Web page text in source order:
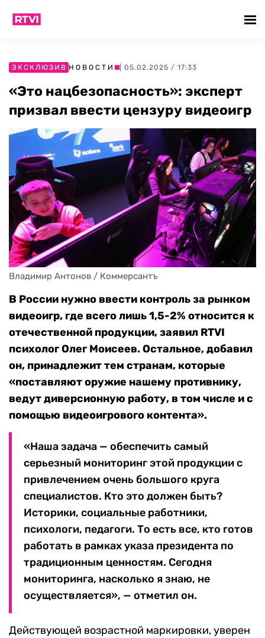
ЭКСКЛЮЗИВ НОВОСТИ | 05.02.2025 / 17:33
«Это нацбезопасность»: эксперт
призвал ввести цензуру видеоигр
Владимир Антонов / Коммерсантъ
В России нужно ввести контроль за рынком
видеоигр, где всего лишь 1,5-2% относится к
отечественной продукции, заявил RTVI
психолог Олег Моисеев. Остальное, добавил
он, принадлежит тем странам, которые
«поставляют оружие нашему противнику,
ведут диверсионную работу, в том числе и с
помощью видеоигрового контента».
«Наша задача — обеспечить самый
серьезный мониторинг этой продукции с
привлечением очень большого круга
специалистов. Кто это должен быть?
Историки, социальные работники,
психологи, педагоги. То есть все, кто готов
работать в рамках указа президента по
традиционным ценностям. Сегодня
мониторинга, насколько я знаю, не
осуществляется», — отметил он.
Действующей возрастной маркировки, уверен